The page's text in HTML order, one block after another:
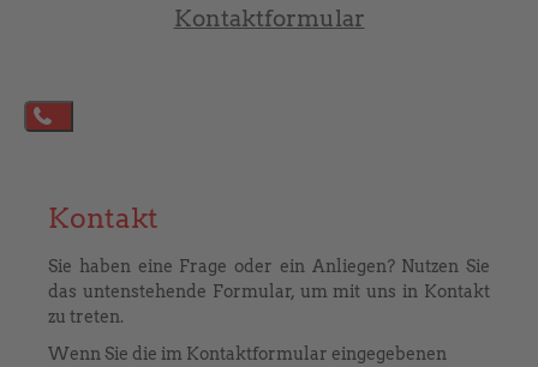
Kontaktformular
Kontakt
Sie haben eine Frage oder ein Anliegen? Nutzen Sie
das untenstehende Formular, um mit uns in Kontakt
zu treten.
Wenn Sie die im Kontaktformular eingegebenen